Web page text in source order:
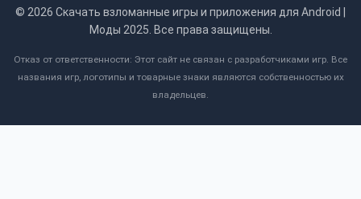
© 2026 Скачать взломанные игры и приложения для Android |
Моды 2025. Все права защищены.
Отказ от ответственности: Этот сайт не связан с разработчиками игр. Все
названия игр, логотипы и товарные знаки являются собственностью их
владельцев.